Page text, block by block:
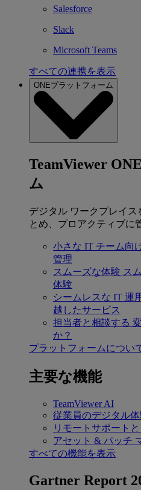
Salesforce
Slack
Microsoft Teams
すべての連携を表示
ONEプラットフォーム
TeamViewer
ム
デジタル ワークプレイス
とめ、プロアクティブに
小さな IT チーム向
管理
スムーズな体験 ス
体験
シームレスな IT 運
越したサービス
担当者と相談する
か？
プラットフォームについ
主要な機能
TeamViewer AI
従業員のデジタル体
リモートサポート
アセット & パッチ
すべての機能を表示
Gartner Report